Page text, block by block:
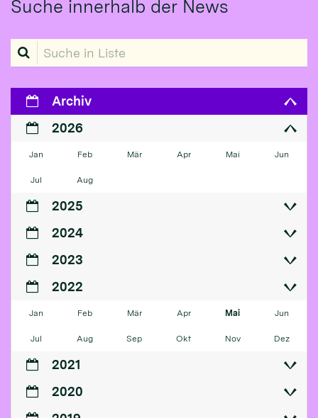
Suche innerhalb der News
Suche in Liste
Archiv
2026
Jan Feb Mär Apr Mai Jun
Jul Aug
2025
2024
2023
2022
Jan Feb Mär Apr Mai Jun
Jul Aug Sep Okt Nov Dez
2021
2020